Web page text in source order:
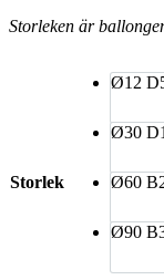
Storleken är
Storlek
Ø12
Ø30
Ø60
Ø90